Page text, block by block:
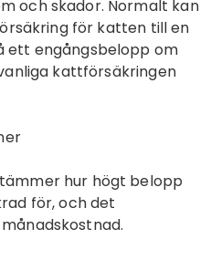
och skador. Normalt kan
för katten till en
ett engångsbelopp om
kattförsäkringen
hur högt belopp
för, och det